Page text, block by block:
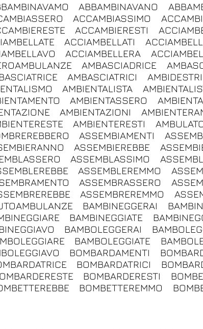
ABBAMBINAVANO
ACCAMBIASSIMO
ACCAMBIERESTI
ACCIAMBELLATI
ACCIAMBELLERA
AMBASCIADRICE
AMBASCIATRICI
AMBIENTALISTA
AMBIENTASSERO
AMBIENTAZIONI
AMBIENTERESTI
ASSEMBIAMENTI
ASSEMBIEREBBE
ASSEMBLASSIMO
ASSEMBLEREMMO
ASSEMBRASSERO
ASSEMBREREMMO
BAMBINEGGERAI
BAMBINEGGIATE
BAMBOLEGGERAI
BAMBOLEGGIATE
BOMBARDAMENTI
BOMBARDATRICI
BOMBARDERESTI
BOMBETTEREMMO